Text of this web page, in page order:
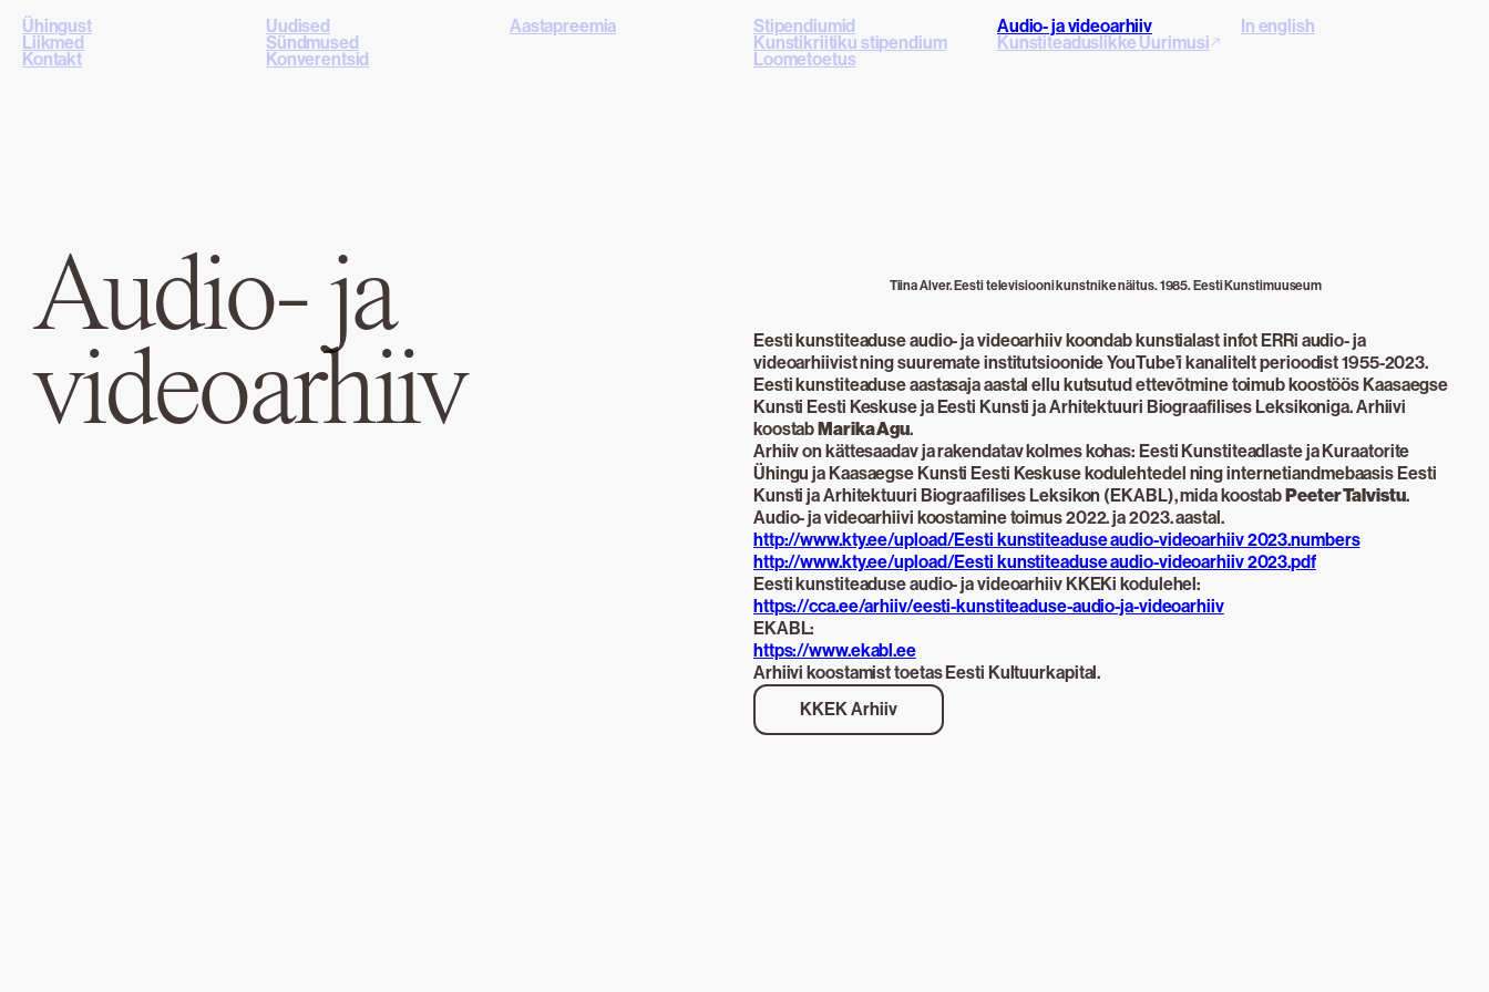
Ühingust
Liikmed
Kontakt
Uudised
Sündmused
Konverentsid
Aastapreemia Stipendiumid
Kunstikriitiku stipendium
Loometoetus
Audio- ja videoarhiiv
Kunstiteaduslikke Uurimusi
In english
Audio- ja
videoarhiiv
Tiina Alver. Eesti televisiooni kunstnike näitus. 1985. Eesti Kunstimuuseum
Eesti kunstiteaduse audio- ja videoarhiiv koondab kunstialast infot ERRi audio- ja
videoarhiivist ning suuremate institutsioonide YouTube’i kanalitelt perioodist 1955-2023.
Eesti kunstiteaduse aastasaja aastal ellu kutsutud ettevõtmine toimub koostöös Kaasaegse
Kunsti Eesti Keskuse ja Eesti Kunsti ja Arhitektuuri Biograafilises Leksikoniga. Arhiivi
koostabMarika Agu.
Arhiiv on kättesaadav ja rakendatav kolmes kohas: Eesti Kunstiteadlaste ja Kuraatorite
Ühingu ja Kaasaegse Kunsti Eesti Keskuse kodulehtedel ning internetiandmebaasis Eesti
Kunsti ja Arhitektuuri Biograafilises Leksikon (EKABL), mida koostabPeeter Talvistu.
Audio- ja videoarhiivi koostamine toimus 2022. ja 2023. aastal.
http://www.kty.ee/upload/Eesti kunstiteaduse audio-videoarhiiv 2023.numbers
http://www.kty.ee/upload/Eesti kunstiteaduse audio-videoarhiiv 2023.pdf
Eesti kunstiteaduse audio- ja videoarhiiv KKEKi kodulehel:
https://cca.ee/arhiiv/eesti-kunstiteaduse-audio-ja-videoarhiiv
EKABL:
https://www.ekabl.ee
Arhiivi koostamist toetas Eesti Kultuurkapital.
KKEK Arhiiv